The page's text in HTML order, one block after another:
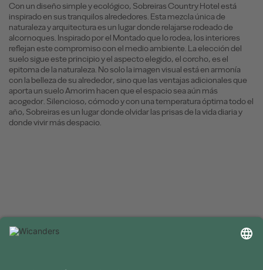
Con un diseño simple y ecológico, Sobreiras Country Hotel está
inspirado en sus tranquilos alrededores. Esta mezcla única de
naturaleza y arquitectura es un lugar donde relajarse rodeado de
alcornoques. Inspirado por el Montado que lo rodea, los interiores
reflejan este compromiso con el medio ambiente. La elección del
suelo sigue este principio y el aspecto elegido, el corcho, es el
epitoma de la naturaleza. No solo la imagen visual está en armonía
con la belleza de su alrededor, sino que las ventajas adicionales que
aporta un suelo Amorim hacen que el espacio sea aún más
acogedor. Silencioso, cómodo y con una temperatura óptima todo el
año, Sobreiras es un lugar donde olvidar las prisas de la vida diaria y
donde vivir más despacio.